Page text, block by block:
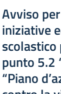
Avviso
iniziative
scolastico
punto 5.2
“Piano